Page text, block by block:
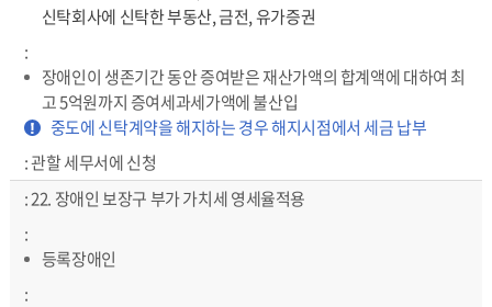
신탁회사에 신탁한 부동산, 금전, 유가증권
장애인이 생존기간 동안 증여받은 재산가액의 합계액에 대하여 최
고 5억원까지 증여세과세가액에 불산입
중도에 신탁계약을 해지하는 경우 해지시점에서 세금 납부
관할 세무서에 신청
22. 장애인 보장구 부가 가치세 영세율적용
등록장애인